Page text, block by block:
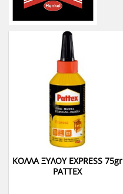
ΚΟΛΛΑ ΞΥΛΟΥ EXPRESS 75gr
PATTEX